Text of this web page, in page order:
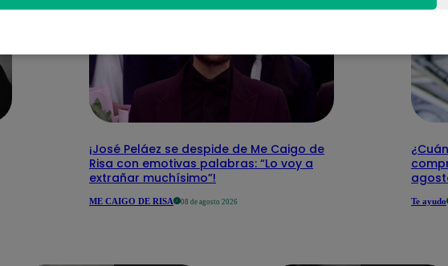
¡José Peláez se despide de Me Caigo de
Risa con emotivas palabras: “Lo voy a
extrañar muchísimo”!
ME CAIGO DE RISA 08 de agosto 2026 Te ayudo